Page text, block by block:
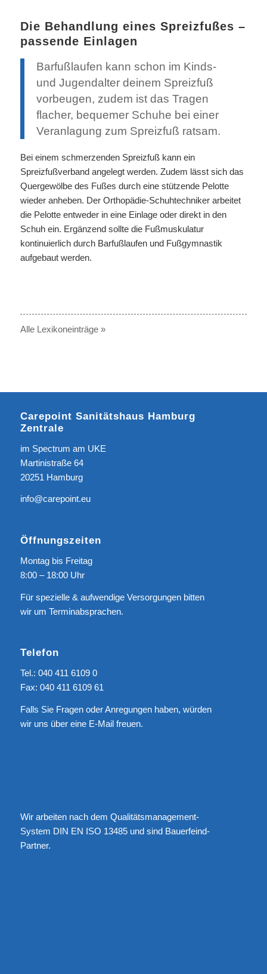
Die Behandlung eines Spreizfußes –
passende Einlagen
Barfußlaufen kann schon im Kinds-
und Jugendalter deinem Spreizfuß
vorbeugen, zudem ist das Tragen
flacher, bequemer Schuhe bei einer
Veranlagung zum Spreizfuß ratsam.
Bei einem schmerzenden Spreizfuß kann ein
Spreizfußverband angelegt werden. Zudem lässt sich das
Quergewölbe des Fußes durch eine stützende Pelotte
wieder anheben. Der Orthopädie-Schuhtechniker arbeitet
die Pelotte entweder in eine Einlage oder direkt in den
Schuh ein. Ergänzend sollte die Fußmuskulatur
kontinuierlich durch Barfußlaufen und Fußgymnastik
aufgebaut werden.
Alle Lexikoneinträge »
Carepoint Sanitätshaus Hamburg
Zentrale
im Spectrum am UKE
Martinistraße 64
20251 Hamburg
info@carepoint.eu
Öffnungszeiten
Montag bis Freitag
8:00 – 18:00 Uhr
Für spezielle & aufwendige Versorgungen bitten
wir um Terminabsprachen.
Telefon
Tel.: 040 411 6109 0
Fax: 040 411 6109 61
Falls Sie Fragen oder Anregungen haben, würden
wir uns über eine E-Mailfreuen.
Wir arbeiten nach dem Qualitätsmanagement-
System DIN EN ISO 13485 und sind Bauerfeind-
Partner.